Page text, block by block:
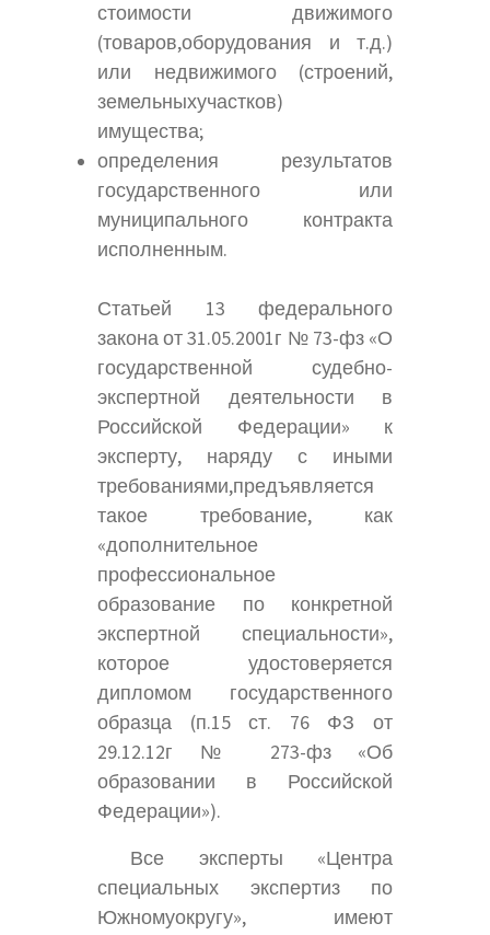
стоимости движимого
(товаров,оборудования и т.д.)
или недвижимого (строений,
земельныхучастков)
имущества;
определения результатов
государственного или
муниципального контракта
исполненным.
Статьей 13 федерального
закона от 31.05.2001г № 73-фз «О
государственной судебно-
экспертной деятельности в
Российской Федерации» к
эксперту, наряду с иными
требованиями,предъявляется
такое требование, как
«дополнительное
профессиональное
образование по конкретной
экспертной специальности»,
которое удостоверяется
дипломом государственного
образца (п.15 ст. 76 ФЗ от
29.12.12г № 273-фз «Об
образовании в Российской
Федерации»).
Все эксперты «Центра
специальных экспертиз по
Южномуокругу», имеют